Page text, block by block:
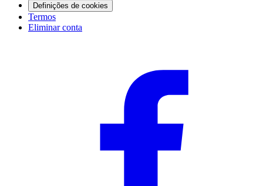
Definições de cookies
Termos
Eliminar conta